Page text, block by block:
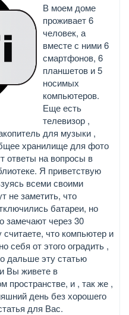
В моем доме
проживает 6
человек, а
вместе с ними 6
смартфонов, 6
планшетов и 5
носимых
компьютеров.
Еще есть
телевизор ,
для музыки ,
хранилище для фото
ответы на вопросы в
Я приветствую
всеми своими
не заметить, что
батареи, но
замечают через 30
что компьютер и
себя от этого оградить ,
дальше эту статью
Вы живете в
пространстве, и , так же ,
день без хорошего
для Вас.